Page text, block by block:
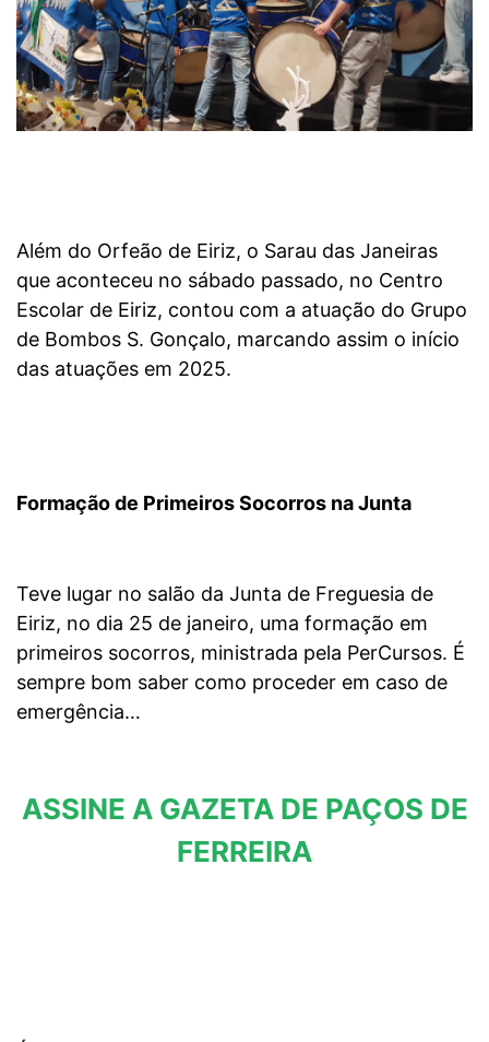
Além do Orfeão de Eiriz, o Sarau das Janeiras
que aconteceu no sábado passado, no Centro
Escolar de Eiriz, contou com a atuação do Grupo
de Bombos S. Gonçalo, marcando assim o início
das atuações em 2025.
Formação de Primeiros Socorros na Junta
Teve lugar no salão da Junta de Freguesia de
Eiriz, no dia 25 de janeiro, uma formação em
primeiros socorros, ministrada pela PerCursos. É
sempre bom saber como proceder em caso de
emergência…
ASSINE A GAZETA DE PAÇOS DE
FERREIRA